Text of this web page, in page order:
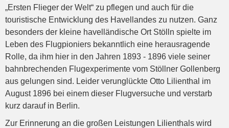
„Ersten Flieger der Welt“ zu pflegen und auch für die
touristische Entwicklung des Havellandes zu nutzen. Ganz
besonders der kleine havelländische Ort Stölln spielte im
Leben des Flugpioniers bekanntlich eine herausragende
Rolle, da ihm hier in den Jahren 1893 - 1896 viele seiner
bahnbrechenden Flugexperimente vom Stöllner Gollenberg
aus gelungen sind. Leider verunglückte Otto Lilienthal im
August 1896 bei einem dieser Flugversuche und verstarb
kurz darauf in Berlin.
Zur Erinnerung an die großen Leistungen Lilienthals wird